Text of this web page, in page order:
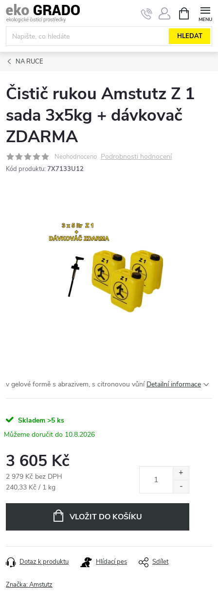
Přejít
na
obsah
HLEDAT
NÁKUPNÍ
KOŠÍK
NA RUCE
Čistič rukou Amstutz Z 1
sada 3x5kg + dávkovač
ZDARMA
Neohodnoceno Podrobnosti hodnocení
Kód produktu: 7X7133U12
v gelové formě s abrazivem, s citronovou vůní Detailní informace
Skladem >5 ks
10.8.2026
3 605 Kč
2 979 Kč bez DPH
Měrná
240,33 Kč / 1 kg
VLOŽIT DO KOŠÍKU
Dotaz k produktu Hlídací pes Sdílet
Značka:Amstutz